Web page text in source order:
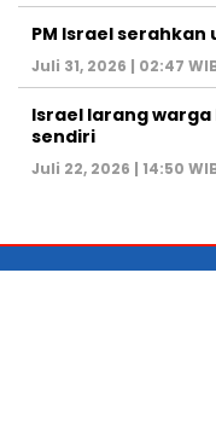
PM Israel serahkan
Juli 31, 2026 | 02:47
Israel larang
sendiri
Juli 22, 2026 | 14:50